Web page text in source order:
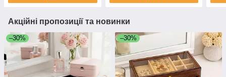
Акційні пропозиції та новинки
–30% –30%